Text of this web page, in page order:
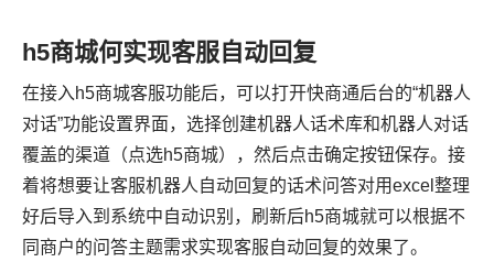
h5商城何实现客服自动回复
在接入h5商城客服功能后，可以打开快商通后台的“机器人
对话”功能设置界面，选择创建机器人话术库和机器人对话
覆盖的渠道（点选h5商城），然后点击确定按钮保存。接
着将想要让客服机器人自动回复的话术问答对用excel整理
好后导入到系统中自动识别，刷新后h5商城就可以根据不
同商户的问答主题需求实现客服自动回复的效果了。